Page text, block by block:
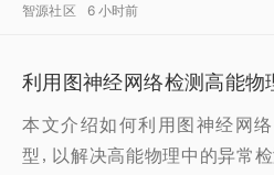
智源社区 6 小时前
利用图神经网络检测高能物
本文介绍如何利用图神经网络
型，以解决高能物理中的异常